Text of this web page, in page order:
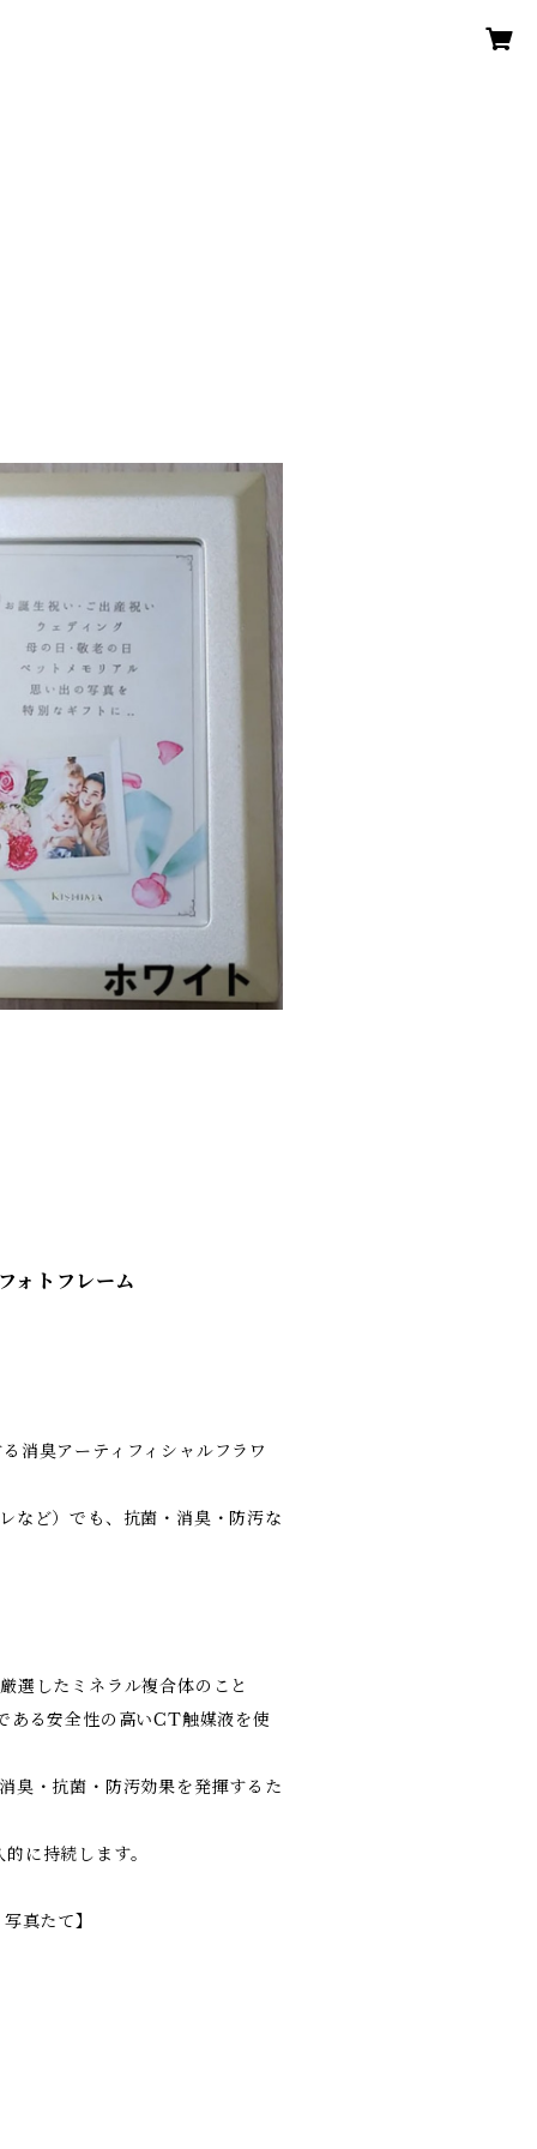
ォトフレーム
消臭アーティフィシャルフラワ
など）でも、抗菌・消臭・防汚な
選したミネラル複合体のこと
ある安全性の高いCT触媒液を使
臭・抗菌・防汚効果を発揮するた
に持続します。
真たて】